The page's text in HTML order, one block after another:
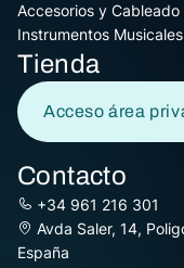
Accesorios y Cableado
Instrumentos Musicales
Tienda
Acceso área
Contacto
+34 961 216 301
Avda Saler, 14,
España